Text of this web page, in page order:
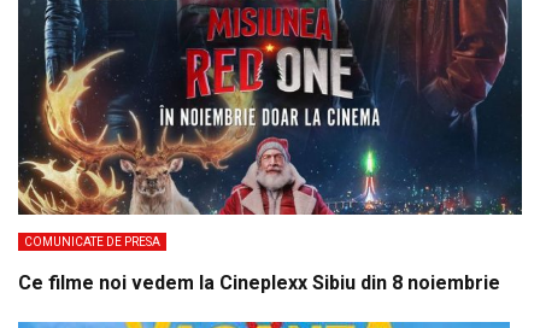
COMUNICATE DE PRESA
Ce filme noi vedem la Cineplexx Sibiu din 8 noiembrie